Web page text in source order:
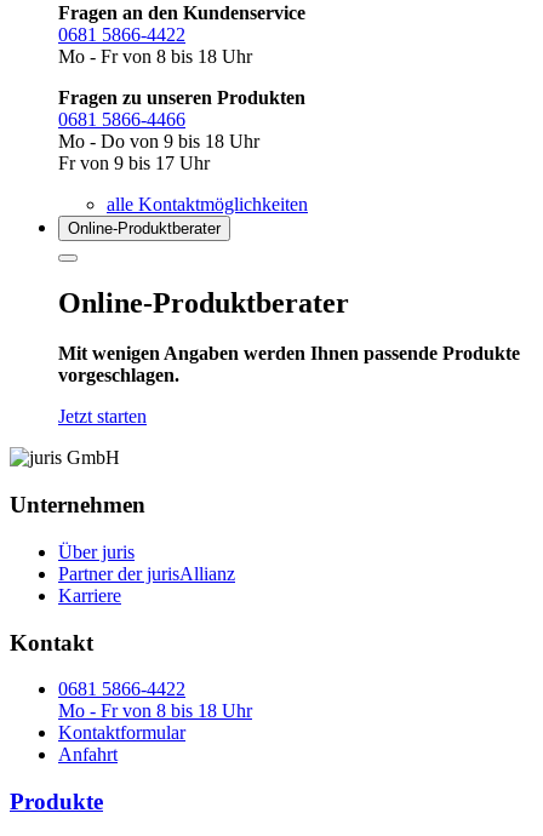
Fragen an den Kundenservice
0681 5866-4422
Mo - Fr von 8 bis 18 Uhr
Fragen zu unseren Produkten
0681 5866-4466
Mo - Do von 9 bis 18 Uhr
Fr von 9 bis 17 Uhr
alle Kontaktmöglichkeiten
Online-Produkt­berater
Online-Produktberater
Mit wenigen Angaben werden Ihnen passende Produkte
vorgeschlagen.
Jetzt starten
Unternehmen
Über juris
Partner der jurisAllianz
Karriere
Kontakt
0681 5866-4422
Mo - Fr von 8 bis 18 Uhr
Kontaktformular
Anfahrt
Produkte